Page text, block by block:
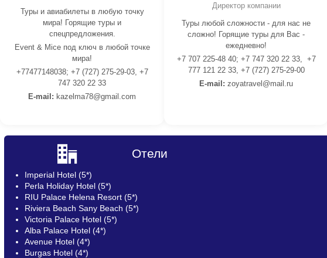
Туры и авиабилеты в любую точку
мира! Горящие туры и
спецпредложения.
Event & Mice под ключ в любой точке
мира!
+77477148038; +7 (727) 275-29-03, +7
747 320 22 33
E-mail: kazelma78@gmail.com
Директор компании
Туры любой сложности - для нас не
сложно! Горящие туры для Вас -
ежедневно!
+7 707 225-48 40; +7 747 320 22 33, +7
777 121 22 33, +7 (727) 275-29-00
E-mail: zoyatravel@mail.ru
Отели
Imperial Hotel (5*)
Perla Holiday Hotel (5*)
RIU Palace Helena Resort (5*)
Riviera Beach Sany Beach (5*)
Victoria Palace Hotel (5*)
Alba Palace Hotel (4*)
Avenue Hotel (4*)
Burgas Hotel (4*)